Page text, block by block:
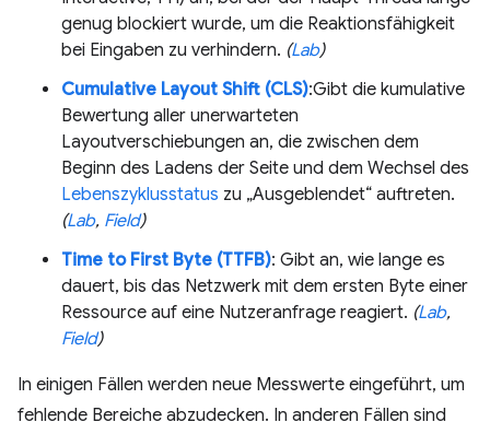
genug blockiert wurde, um die Reaktionsfähigkeit
bei Eingaben zu verhindern. (Lab)
Cumulative Layout Shift (CLS):Gibt die kumulative
Bewertung aller unerwarteten
Layoutverschiebungen an, die zwischen dem
Beginn des Ladens der Seite und dem Wechsel des
Lebenszyklusstatus zu „Ausgeblendet“ auftreten.
(Lab, Field)
Time to First Byte (TTFB): Gibt an, wie lange es
dauert, bis das Netzwerk mit dem ersten Byte einer
Ressource auf eine Nutzeranfrage reagiert. (Lab,
Field)
In einigen Fällen werden neue Messwerte eingeführt, um
fehlende Bereiche abzudecken. In anderen Fällen sind